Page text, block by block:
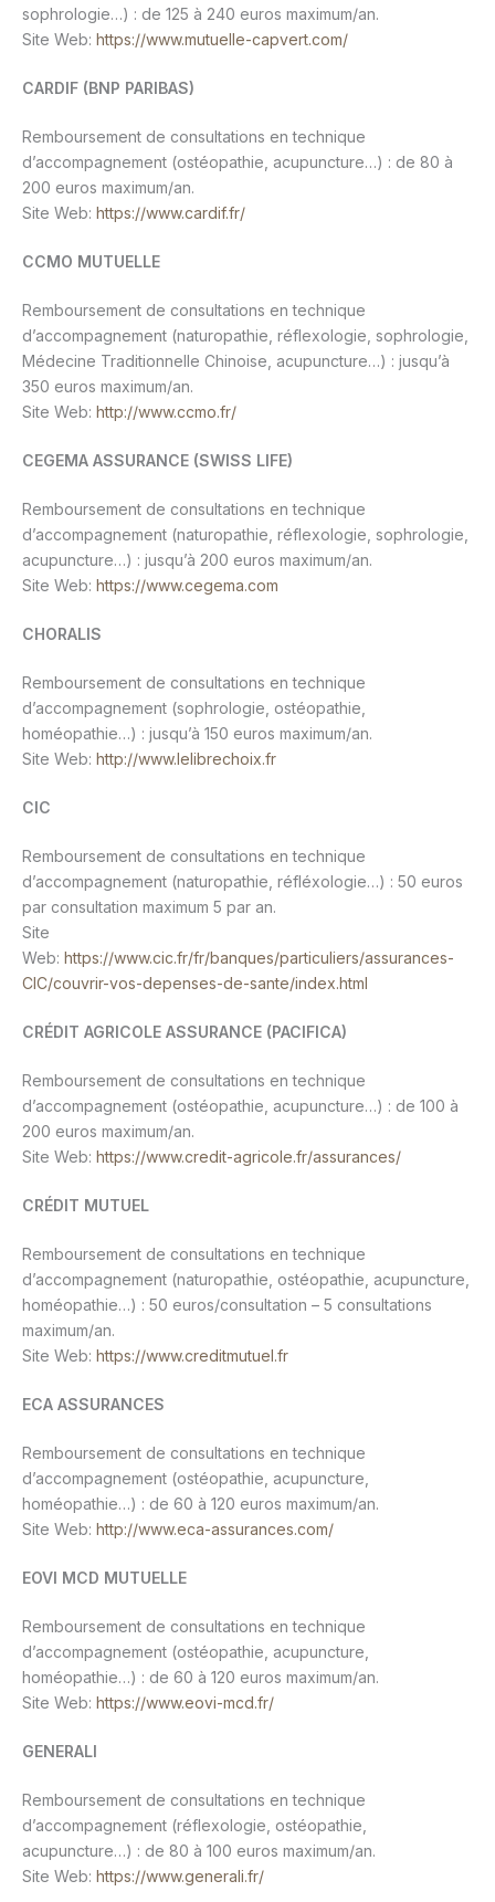
sophrologie…) : de 125 à 240 euros maximum/an.
Site Web: https://www.mutuelle-capvert.com/
CARDIF (BNP PARIBAS)
Remboursement de consultations en technique
d’accompagnement (ostéopathie, acupuncture…) : de 80 à
200 euros maximum/an.
Site Web: https://www.cardif.fr/
CCMO MUTUELLE
Remboursement de consultations en technique
d’accompagnement (naturopathie, réflexologie, sophrologie,
Médecine Traditionnelle Chinoise, acupuncture…) : jusqu’à
350 euros maximum/an.
Site Web: http://www.ccmo.fr/
CEGEMA ASSURANCE (SWISS LIFE)
Remboursement de consultations en technique
d’accompagnement (naturopathie, réflexologie, sophrologie,
acupuncture…) : jusqu’à 200 euros maximum/an.
Site Web: https://www.cegema.com
CHORALIS
Remboursement de consultations en technique
d’accompagnement (sophrologie, ostéopathie,
homéopathie…) : jusqu’à 150 euros maximum/an.
Site Web: http://www.lelibrechoix.fr
CIC
Remboursement de consultations en technique
d’accompagnement (naturopathie, réfléxologie…) : 50 euros
par consultation maximum 5 par an.
Site
Web: https://www.cic.fr/fr/banques/particuliers/assurances-
CIC/couvrir-vos-depenses-de-sante/index.html
CRÉDIT AGRICOLE ASSURANCE (PACIFICA)
Remboursement de consultations en technique
d’accompagnement (ostéopathie, acupuncture…) : de 100 à
200 euros maximum/an.
Site Web: https://www.credit-agricole.fr/assurances/
CRÉDIT MUTUEL
Remboursement de consultations en technique
d’accompagnement (naturopathie, ostéopathie, acupuncture,
homéopathie…) : 50 euros/consultation – 5 consultations
maximum/an.
Site Web: https://www.creditmutuel.fr
ECA ASSURANCES
Remboursement de consultations en technique
d’accompagnement (ostéopathie, acupuncture,
homéopathie…) : de 60 à 120 euros maximum/an.
Site Web: http://www.eca-assurances.com/
EOVI MCD MUTUELLE
Remboursement de consultations en technique
d’accompagnement (ostéopathie, acupuncture,
homéopathie…) : de 60 à 120 euros maximum/an.
Site Web: https://www.eovi-mcd.fr/
GENERALI
Remboursement de consultations en technique
d’accompagnement (réflexologie, ostéopathie,
acupuncture…) : de 80 à 100 euros maximum/an.
Site Web: https://www.generali.fr/